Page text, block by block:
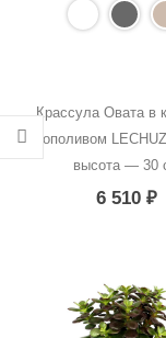
Крассула Овата в
автополивом
высота — 30
6 510 ₽